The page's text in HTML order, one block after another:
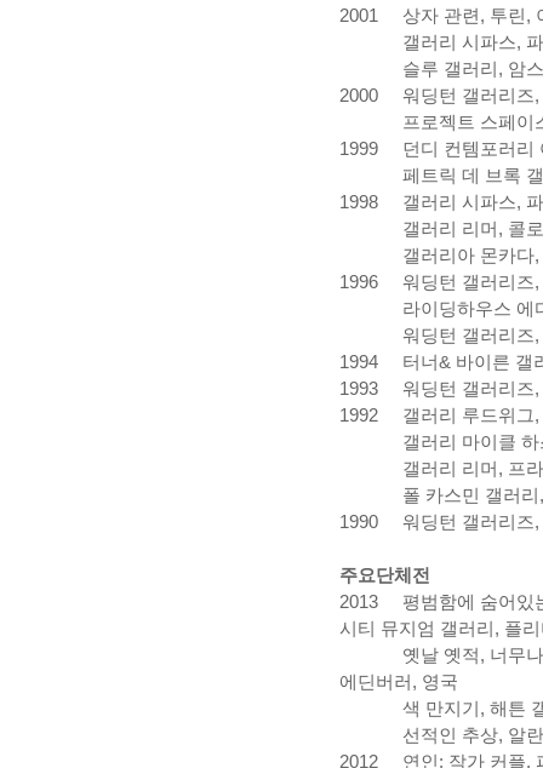
2001 상자 관련, 투린,
갤러리 시파스,
슬루 갤러리, 암
2000 워딩턴 갤러리즈,
프로젝트 스페이
1999 던디 컨템포러리
페트릭 데 브록
1998 갤러리 시파스,
갤러리 리머, 콜
갤러리아 몬카다,
1996 워딩턴 갤러리즈,
라이딩하우스 에
워딩턴 갤러리즈,
1994 터너& 바이른 갤
1993 워딩턴 갤러리즈,
1992 갤러리 루드위그,
갤러리 마이클 하
갤러리 리머, 프
폴 카스민 갤러리
1990 워딩턴 갤러리즈,
주요단체전
2013 평범함에 숨어있
시티 뮤지엄 갤러리, 플
옛날 옛적, 너무나
에딘버러, 영국
색 만지기, 해튼
선적인 추상, 알란
2012 연인: 작가 커플,